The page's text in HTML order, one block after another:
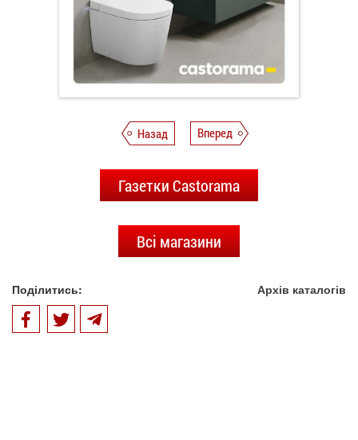
Назад Вперед
Газетки Castorama
Всі магазини
Поділитись: Архів каталогів